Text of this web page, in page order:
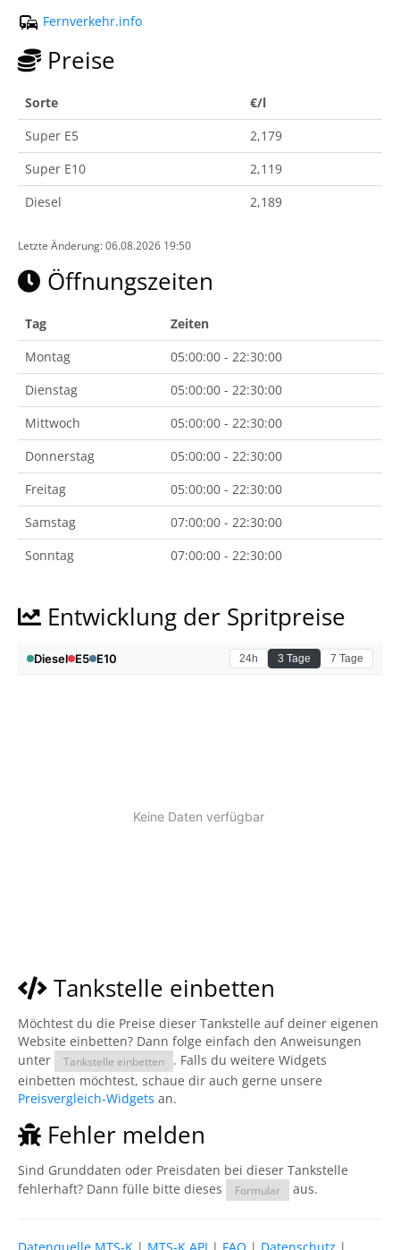
Fernverkehr.info
Preise
Sorte
€/l
Super E5
2,179
Super E10
2,119
Diesel
2,189
Letzte Änderung: 06.08.2026 19:50
Öffnungszeiten
Tag
Zeiten
Montag
05:00:00 - 22:30:00
Dienstag
05:00:00 - 22:30:00
Mittwoch
05:00:00 - 22:30:00
Donnerstag
05:00:00 - 22:30:00
Freitag
05:00:00 - 22:30:00
Samstag
07:00:00 - 22:30:00
Sonntag
07:00:00 - 22:30:00
Entwicklung der Spritpreise
Tankstelle einbetten
Möchtest du die Preise dieser Tankstelle auf deiner eigenen
Website einbetten? Dann folge einfach den Anweisungen
unter
Tankstelle einbetten
. Falls du weitere Widgets
einbetten möchtest, schaue dir auch gerne unsere
Preisvergleich-Widgets an.
Fehler melden
Sind Grunddaten oder Preisdaten bei dieser Tankstelle
fehlerhaft? Dann fülle bitte dieses
Formular aus.